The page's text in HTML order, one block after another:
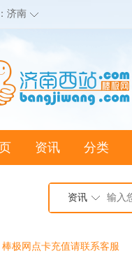
济南
资讯 分类
资讯
棒极网点卡充值请联系客服